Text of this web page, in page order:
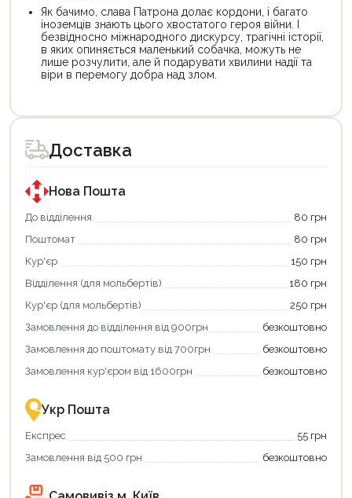
Як бачимо, слава Патрона долає кордони, і багато
іноземців знають цього хвостатого героя війни. І
безвідносно міжнародного дискурсу, трагічні історії,
в яких опиняється маленький собачка, можуть не
лише розчулити, але й подарувати хвилини надії та
віри в перемогу добра над злом.
товар
для
покупки
державною
програмою
єКнига.
Використовуйте
карту
щоб
зекономити
та
отримати
переваги!
картою
єКнига
–
зручно
та
товар
для
покупки
державною
програмою
«Національний
кешбек».
покупку
«Національний
кешбек»
та
отримуйте
повернення
Економте
більше
разом
державною
підтримкою!
Доставка
Нова Пошта
До відділення
80 грн
Поштомат
80 грн
Кур'єр
150 грн
Відділення (для мольбертів)
180 грн
Кур'єр (для мольбертів)
250 грн
Замовлення до відділення від 900грн
безкоштовно
Замовлення до поштомату від 700грн
безкоштовно
Замовлення кур'єром від 1600грн
безкоштовно
Укр Пошта
Експрес
55 грн
Замовлення від 500 грн
безкоштовно